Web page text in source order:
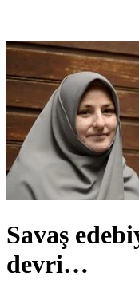
Savaş
devri…